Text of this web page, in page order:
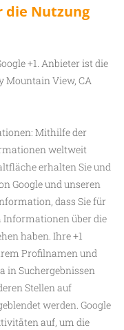
die Nutzung
+1. Anbieter ist die
Mountain View, CA
Mithilfe der
weltweit
erhalten Sie und
Google und unseren
dass Sie für
Informationen über die
haben. Ihre +1
Profilnamen und
in Suchergebnissen
Stellen auf
werden. Google
auf, um die